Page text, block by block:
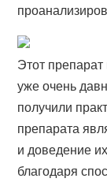
Этот
уже очень
получили
препарата
и доведение
благодаря